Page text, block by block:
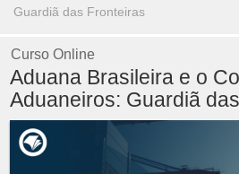
Guardiã das Fronteiras
Curso Online
Aduana Brasileira e o
Aduaneiros: Guardiã